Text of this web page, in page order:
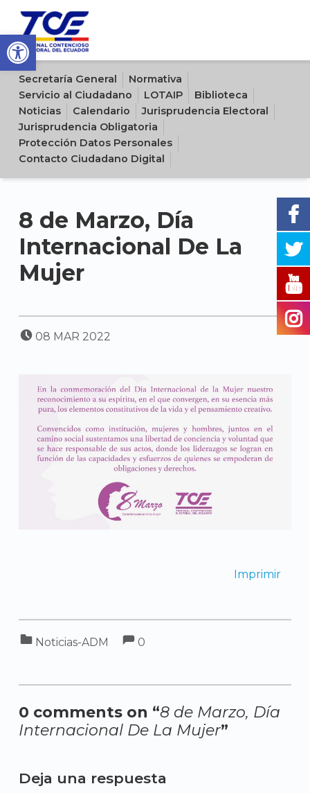
Open toolbar
Sitio oficial del Tribunal Contencioso Electoral del Ecuador
Secretaría General
Normativa
Servicio al Ciudadano
LOTAIP
Biblioteca
Noticias
Calendario
Jurisprudencia Electoral
Jurisprudencia Obligatoria
Protección Datos Personales
Contacto Ciudadano Digital
8 de Marzo, Día
Internacional De La
Mujer
POSTED ON:
08 MAR 2022
Imprimir
Noticias-ADM Comments:
0
0 comments on “8 de Marzo, Día
Internacional De La Mujer”
Deja una respuesta